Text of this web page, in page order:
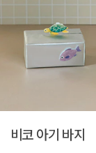
비코 아기 바지